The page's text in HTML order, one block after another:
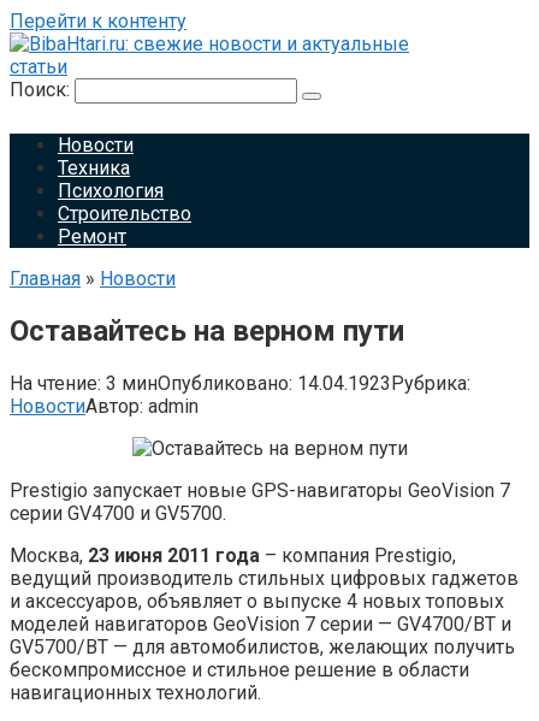
Перейти к контенту
Поиск:
Новости
Техника
Психология
Строительство
Ремонт
Главная » Новости
Оставайтесь на верном пути
На чтение: 3 минОпубликовано: 14.04.1923Рубрика:
НовостиАвтор: admin
Prestigio запускает новые GPS-навигаторы GeoVision 7
серии GV4700 и GV5700.
Москва, 23 июня 2011 года – компания Prestigio,
ведущий производитель стильных цифровых гаджетов
и аксессуаров, объявляет о выпуске 4 новых топовых
моделей навигаторов GeoVision 7 серии — GV4700/ВТ и
GV5700/ВТ — для автомобилистов, желающих получить
бескомпромиссное и стильное решение в области
навигационных технологий.